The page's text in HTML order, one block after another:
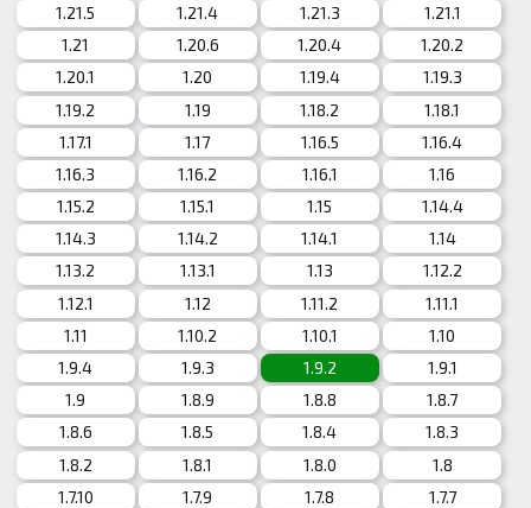
1.21.5
1.21.4 1.21.3
1.21.1
1.21
1.20.6 1.20.4
1.20.2
1.20.1
1.20 1.19.4
1.19.3
1.19.2
1.19 1.18.2
1.18.1
1.17.1
1.17 1.16.5
1.16.4
1.16.3
1.16.2 1.16.1
1.16
1.15.2
1.15.1 1.15
1.14.4
1.14.3
1.14.2 1.14.1
1.14
1.13.2
1.13.1 1.13
1.12.2
1.12.1
1.12 1.11.2
1.11.1
1.11
1.10.2 1.10.1
1.10
1.9.4
1.9.3 1.9.2
1.9.1
1.9
1.8.9 1.8.8
1.8.7
1.8.6
1.8.5 1.8.4
1.8.3
1.8.2
1.8.1 1.8.0
1.8
1.7.10
1.7.9 1.7.8
1.7.7